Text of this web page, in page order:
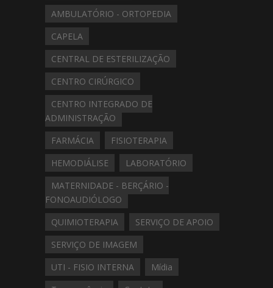
AMBULATÓRIO - ORTOPEDIA
CAPELA
CENTRAL DE ESTERILIZAÇÃO
CENTRO CIRÚRGICO
CENTRO INTEGRADO DE
ADMINISTRAÇÃO
FARMÁCIA
FISIOTERAPIA
HEMODIÁLISE
LABORATÓRIO
MATERNIDADE - BERÇÁRIO -
FONOAUDIÓLOGO
QUIMIOTERAPIA
SERVIÇO DE APOIO
SERVIÇO DE IMAGEM
UTI - FISIO INTERNA
Mídia